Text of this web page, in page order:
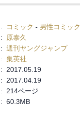
: コミック - 男性コミック
:
原泰久
: 週刊ヤングジャンプ
: 集英社
:
2017.05.19
:
2017.04.19
:
214ページ
: 60.3MB